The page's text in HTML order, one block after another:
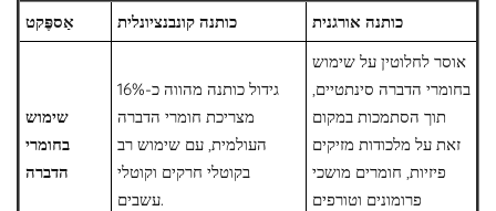
אַספֶּקט כותנה קונבנציונלית כותנה אורגנית
שימוש
בחומרי
הדברה
גידול כותנה מהווה כ-16%
מצריכת חומרי הדברה
העולמית, עם שימוש רב
בקוטלי חרקים וקוטלי
עשבים.
אוסר לחלוטין על שימוש
בחומרי הדברה סינתטיים,
תוך הסתמכות במקום
זאת על מלכודות מזיקים
פיזיות, חומרים מושכי
פרומונים וטורפים